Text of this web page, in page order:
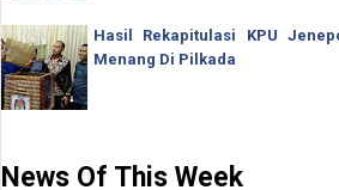
Hasil Rekapitulasi KPU
Menang Di Pilkada
News Of This Week